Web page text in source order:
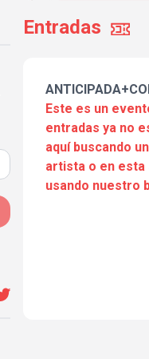
Entradas
Este es un
entradas ya no
aquí buscando
artista o en esta
usando nuestro